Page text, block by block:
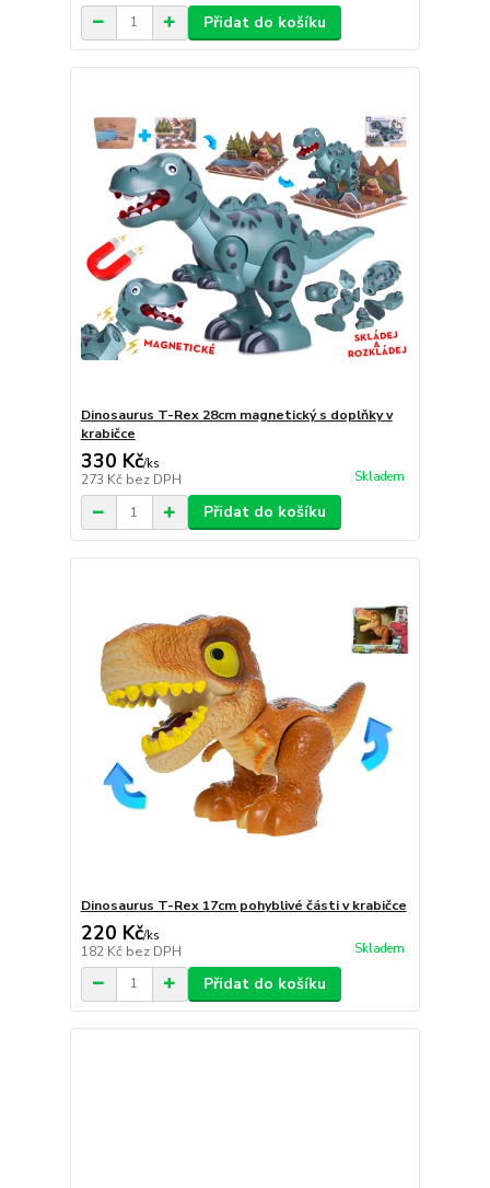
Přidat do košíku
Dinosaurus T-Rex 28cm magnetický s doplňky v
krabičce
330 Kč/ks
273 Kč bez DPH Skladem
Přidat do košíku
Dinosaurus T-Rex 17cm pohyblivé části v krabičce
220 Kč/ks
182 Kč bez DPH Skladem
Přidat do košíku